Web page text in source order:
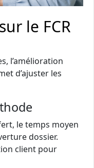
le FCR
l’amélioration
d’ajuster les
le temps moyen
dossier.
client pour